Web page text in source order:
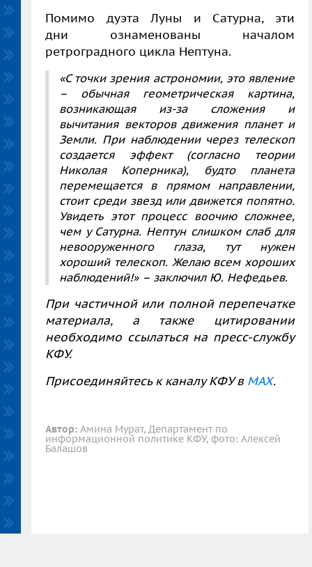
Помимо дуэта Луны и Сатурна, эти
дни ознаменованы началом
ретроградного цикла Нептуна.
«С точки зрения астрономии, это явление
– обычная геометрическая картина,
возникающая из-за сложения и
вычитания векторов движения планет и
Земли. При наблюдении через телескоп
создается эффект (согласно теории
Николая Коперника), будто планета
перемещается в прямом направлении,
стоит среди звезд или движется попятно.
Увидеть этот процесс воочию сложнее,
чем у Сатурна. Нептун слишком слаб для
невооруженного глаза, тут нужен
хороший телескоп. Желаю всем хороших
наблюдений!»– заключил Ю. Нефедьев.
При частичной или полной перепечатке
материала, а также цитировании
необходимо ссылаться на пресс-службу
КФУ.
Присоединяйтесь к каналу КФУ в MAX.
Автор: Амина Мурат, Департамент по
информационной политике КФУ, фото: Алексей
Балашов